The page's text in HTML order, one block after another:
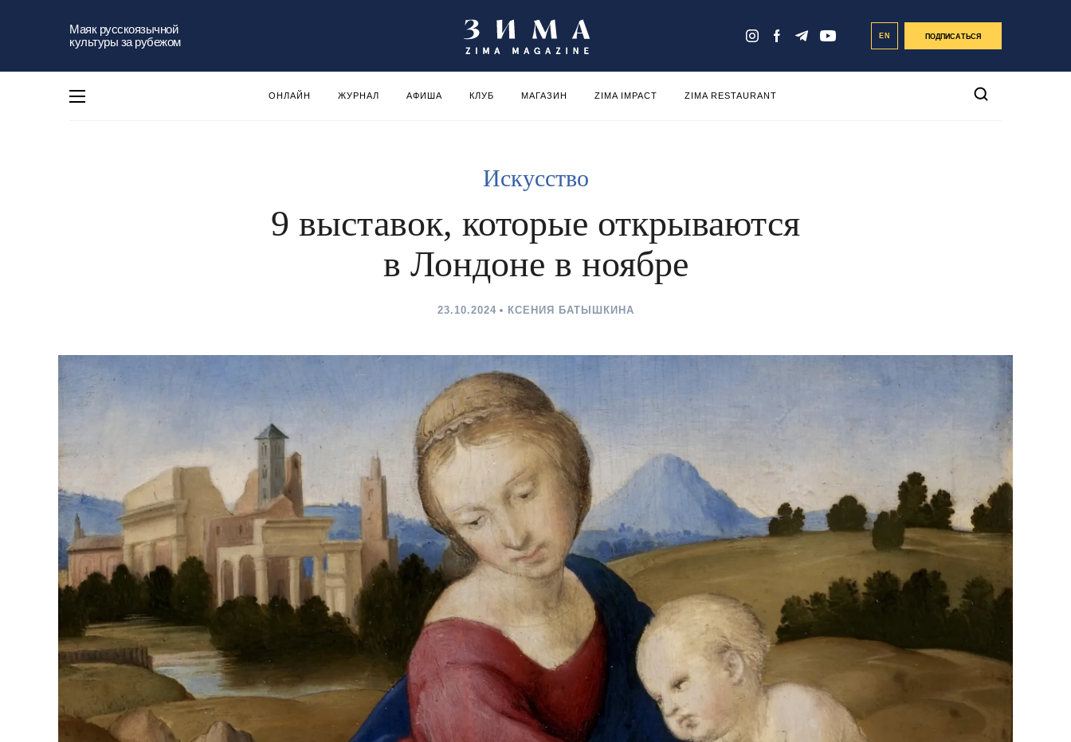
Маяк русскоязычной
культуры за рубежом
EN ПОДПИСАТЬСЯ
ОНЛАЙН ЖУРНАЛ АФИША КЛУБ МАГАЗИН ZIMA IMPACT ZIMA RESTAURANT
Искусство
9 выставок, которые открываются
в Лондоне в ноябре
23.10.2024 КСЕНИЯ БАТЫШКИНА